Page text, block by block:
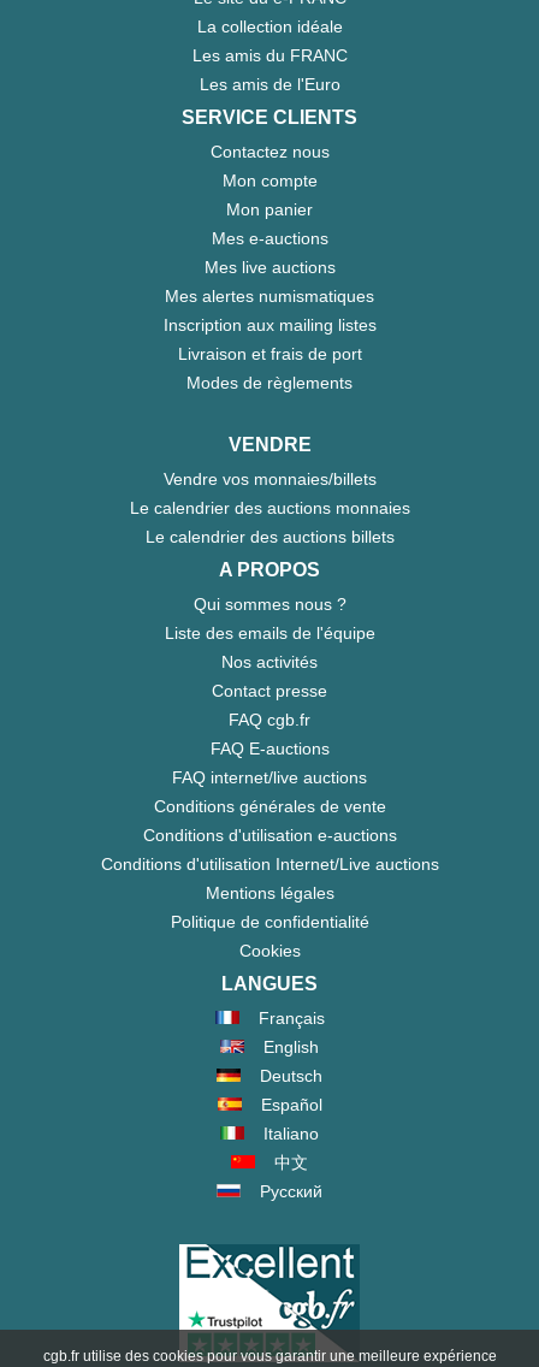
La collection idéale
Les amis du FRANC
Les amis de l'Euro
SERVICE CLIENTS
Contactez nous
Mon compte
Mon panier
Mes e-auctions
Mes live auctions
Mes alertes numismatiques
Inscription aux mailing listes
Livraison et frais de port
Modes de règlements
VENDRE
Vendre vos monnaies/billets
Le calendrier des auctions monnaies
Le calendrier des auctions billets
A PROPOS
Qui sommes nous ?
Liste des emails de l'équipe
Nos activités
Contact presse
FAQ cgb.fr
FAQ E-auctions
FAQ internet/live auctions
Conditions générales de vente
Conditions d'utilisation e-auctions
Conditions d'utilisation Internet/Live auctions
Mentions légales
Politique de confidentialité
Cookies
LANGUES
Français
English
Deutsch
Español
Italiano
中文
Русский
cgb.fr utilise des cookies pour vous garantir une meilleure expérience